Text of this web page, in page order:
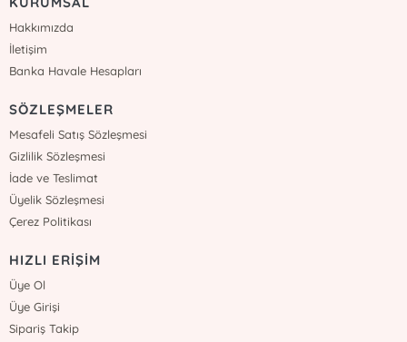
Hakkımızda
İletişim
Banka Havale Hesapları
SÖZLEŞMELER
Mesafeli Satış Sözleşmesi
Gizlilik Sözleşmesi
İade ve Teslimat
Üyelik Sözleşmesi
Çerez Politikası
HIZLI ERİŞİM
Üye Ol
Üye Girişi
Sipariş Takip